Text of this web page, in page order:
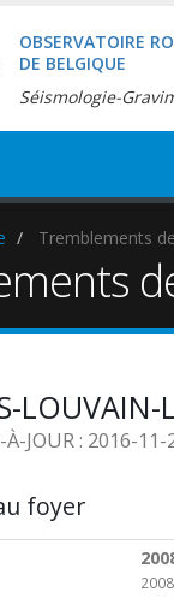
OBSERVATOIRE
DE BELGIQUE
Séismologie-
Tremblements
À-JOUR : 2016-
foyer